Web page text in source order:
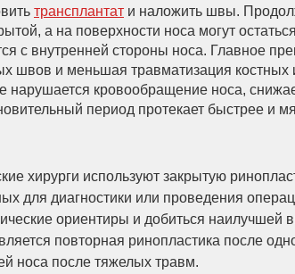
трансплантат и наложить швы.
а на поверхности носа могут
с внутренней стороны носа. Главное
швов и меньшая травматизация костных
нарушается кровообращение носа,
период протекает быстрее и
хирурги используют закрытую
для диагностики или проведения
ориентиры и добиться наилучшей
повторная ринопластика после
носа после тяжелых травм.